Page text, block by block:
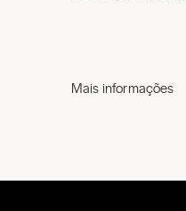
Mais informações